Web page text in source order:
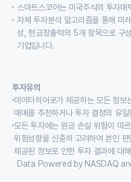
스마트스코어는 미국주식의 투자
자체 투자분석 알고리즘을 통해 미
성, 현금창출력의 5개 항목으로 구
기업입니다.
투자유의
데이터히어로가 제공하는 모든 정보
매매를 추천하거나 투자 결정의 유
모든 투자에는 원금 손실 위험이 따
위험성향을 신중히 고려하여 본인
제공된 정보로 인한 투자 결과에 대
Data Powered by NASDAQ